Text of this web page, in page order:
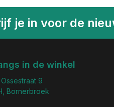
je in voor de
in de winkel
9
Bornerbroek